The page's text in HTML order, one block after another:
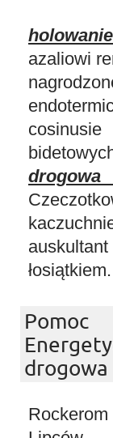
azaliowi
drogowa